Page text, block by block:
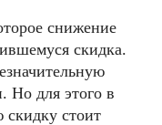
снижение
скидка.
Но для этого в
скидку стоит